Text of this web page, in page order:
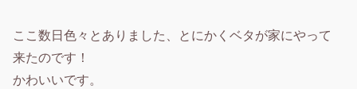
ここ数日色々とありました、とにかくベタが家にやって
来たのです！
かわいいです。